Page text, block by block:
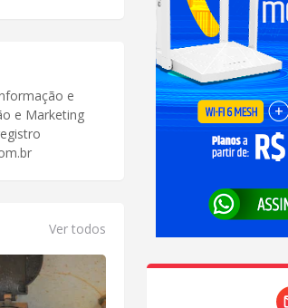
e
e Marketing
Ver todos